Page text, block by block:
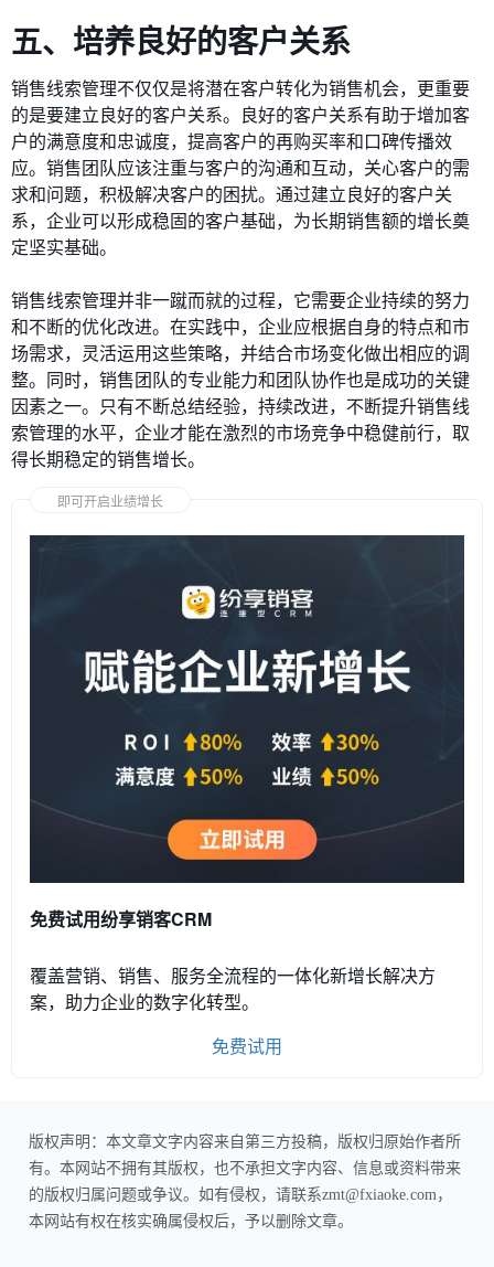
五、培养良好的客户关系
销售线索管理不仅仅是将潜在客户转化为销售机会，更重要
的是要建立良好的客户关系。良好的客户关系有助于增加客
户的满意度和忠诚度，提高客户的再购买率和口碑传播效
应。销售团队应该注重与客户的沟通和互动，关心客户的需
求和问题，积极解决客户的困扰。通过建立良好的客户关
系，企业可以形成稳固的客户基础，为长期销售额的增长奠
定坚实基础。
销售线索管理并非一蹴而就的过程，它需要企业持续的努力
和不断的优化改进。在实践中，企业应根据自身的特点和市
场需求，灵活运用这些策略，并结合市场变化做出相应的调
整。同时，销售团队的专业能力和团队协作也是成功的关键
因素之一。只有不断总结经验，持续改进，不断提升销售线
索管理的水平，企业才能在激烈的市场竞争中稳健前行，取
得长期稳定的销售增长。
即可开启业绩增长
免费试用纷享销客CRM
覆盖营销、销售、服务全流程的一体化新增长解决方
案，助力企业的数字化转型。
免费试用
版权声明：本文章文字内容来自第三方投稿，版权归原始作者所
有。本网站不拥有其版权，也不承担文字内容、信息或资料带来
的版权归属问题或争议。如有侵权，请联系zmt@fxiaoke.com，
本网站有权在核实确属侵权后，予以删除文章。